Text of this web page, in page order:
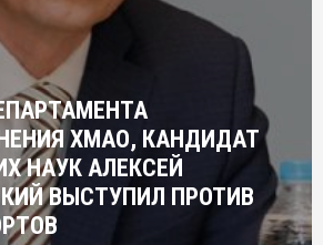
ХМАО, КАНДИДАТ
НАУК АЛЕКСЕЙ
ВЫСТУПИЛ ПРОТИВ